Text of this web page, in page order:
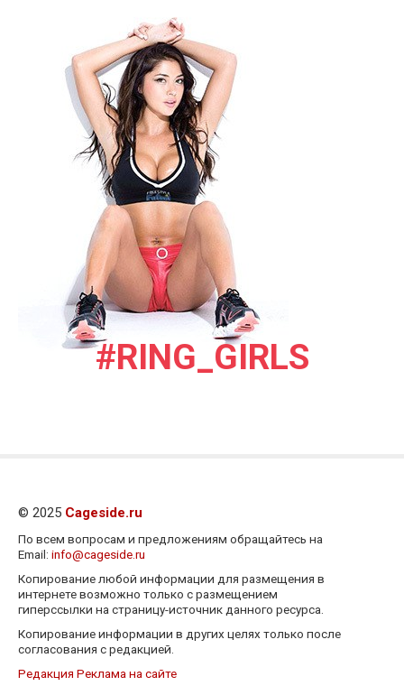
#RING_GIRLS
© 2025 Cageside.ru
По всем вопросам и предложениям обращайтесь на
Email: info@cageside.ru
Копирование любой информации для размещения в
интернете возможно только с размещением
гиперссылки на страницу-источник данного ресурса.
Копирование информации в других целях только после
согласования с редакцией.
Редакция Реклама на сайте